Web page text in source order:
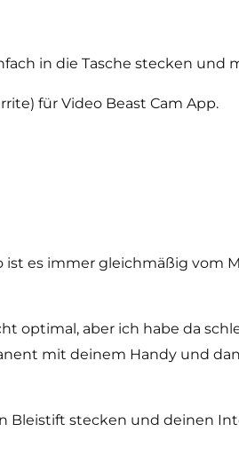
in die Tasche stecken und
für Video Beast Cam App.
es immer gleichmäßig vom
optimal, aber ich habe da
mit deinem Handy und
Bleistift stecken und deinen